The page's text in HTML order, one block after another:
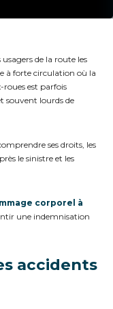
de la route les
à forte circulation où la
est parfois
souvent lourds de
ses droits, les
le sinistre et les
corporel à
une indemnisation
accidents